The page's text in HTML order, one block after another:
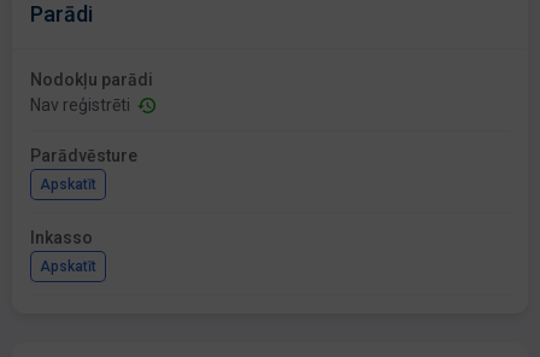
Parādi
Nodokļu parādi
Nav reģistrēti
Parādvēsture
Apskatīt
Inkasso
Apskatīt